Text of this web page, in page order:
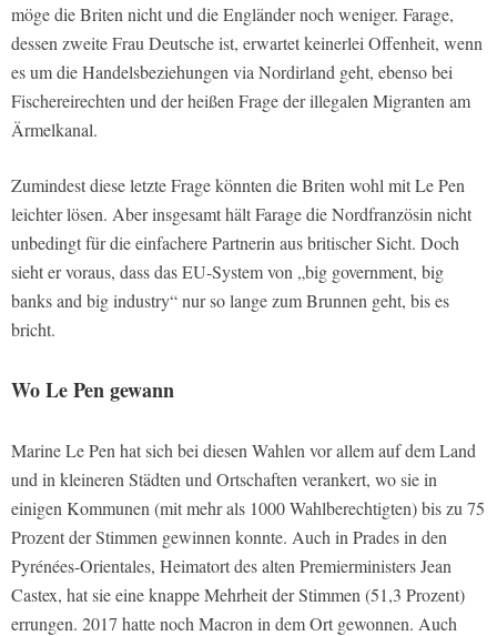
möge die Briten nicht und die Engländer noch weniger. Farage,
dessen zweite Frau Deutsche ist, erwartet keinerlei Offenheit, wenn
es um die Handelsbeziehungen via Nordirland geht, ebenso bei
Fischereirechten und der heißen Frage der illegalen Migranten am
Ärmelkanal.
Zumindest diese letzte Frage könnten die Briten wohl mit Le Pen
leichter lösen. Aber insgesamt hält Farage die Nordfranzösin nicht
unbedingt für die einfachere Partnerin aus britischer Sicht. Doch
sieht er voraus, dass das EU-System von „big government, big
banks and big industry“ nur so lange zum Brunnen geht, bis es
bricht.
Wo Le Pen gewann
Marine Le Pen hat sich bei diesen Wahlen vor allem auf dem Land
und in kleineren Städten und Ortschaften verankert, wo sie in
einigen Kommunen (mit mehr als 1000 Wahlberechtigten) bis zu 75
Prozent der Stimmen gewinnen konnte. Auch in Prades in den
Pyrénées-Orientales, Heimatort des alten Premierministers Jean
Castex, hat sie eine knappe Mehrheit der Stimmen (51,3 Prozent)
errungen. 2017 hatte noch Macron in dem Ort gewonnen. Auch